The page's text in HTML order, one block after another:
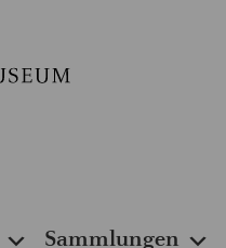
Sammlungen